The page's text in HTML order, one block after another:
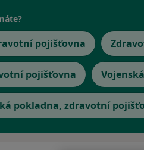
pojišťovna
pojišťovna
pokladna, zdravotní